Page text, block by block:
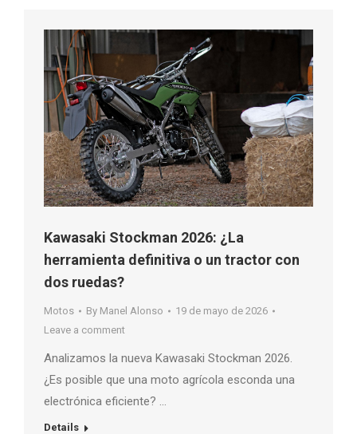
Kawasaki Stockman 2026: ¿La
herramienta definitiva o un tractor con
dos ruedas?
Motos By Manel Alonso
19 de mayo de 2026
Leave a comment
Analizamos la nueva Kawasaki Stockman 2026.
¿Es posible que una moto agrícola esconda una
electrónica eficiente? …
Details